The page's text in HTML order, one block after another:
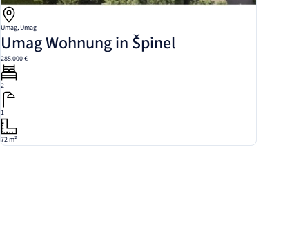
Umag, Umag
Umag Wohnung in Špinel
285.000 €
2
1
72 m²